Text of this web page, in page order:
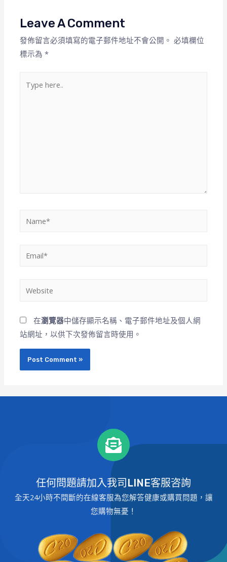
Leave A Comment
發佈留言必須填寫的電子郵件地址不會公開。 必填欄位
標示為*
在瀏覽器中儲存顯示名稱、電子郵件地址及個人網
站網址，以供下次發佈留言時使用。
任何問題請加入我司LINE客服咨詢
全天24小時不間斷的在線客服為您解答健康或購買問題，讓
您購物無憂！